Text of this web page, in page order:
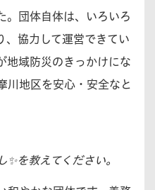
。団体自体は、いろいろ
、協力して運営できてい
地域防災のきっかけにな
川地区を安心・安全なと
を教えてください。